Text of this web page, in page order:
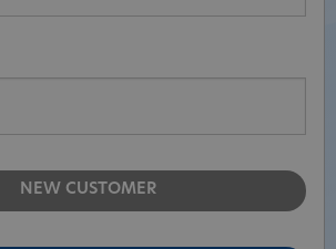
NEW CUSTOMER